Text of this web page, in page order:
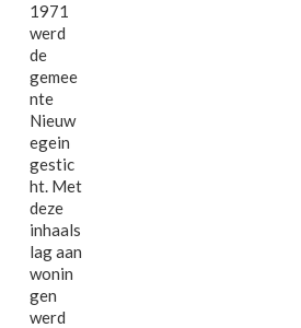
1971
werd
de
gemee
nte
Nieuw
egein
gestic
ht. Met
deze
inhaals
lag aan
wonin
gen
werd